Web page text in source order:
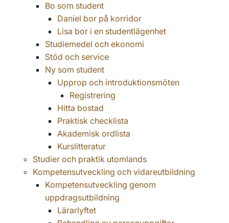
Bo som student
Daniel bor på korridor
Lisa bor i en studentlägenhet
Studiemedel och ekonomi
Stöd och service
Ny som student
Upprop och introduktionsmöten
Registrering
Hitta bostad
Praktisk checklista
Akademisk ordlista
Kurslitteratur
Studier och praktik utomlands
Kompetensutveckling och vidareutbildning
Kompetensutveckling genom
uppdragsutbildning
Lärarlyftet